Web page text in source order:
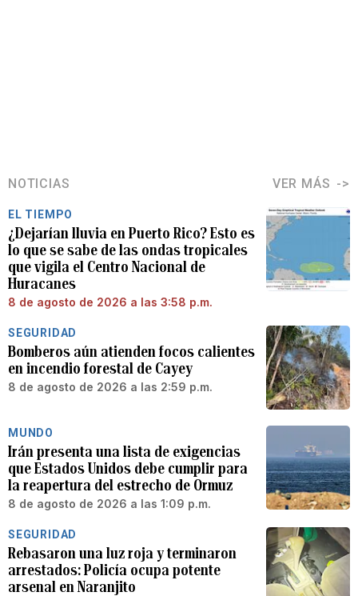
NOTICIAS VER MÁS
EL TIEMPO
¿Dejarían lluvia en Puerto Rico? Esto es
lo que se sabe de las ondas tropicales
que vigila el Centro Nacional de
Huracanes
8 de agosto de 2026 a las 3:58 p.m.
SEGURIDAD
Bomberos aún atienden focos calientes
en incendio forestal de Cayey
8 de agosto de 2026 a las 2:59 p.m.
MUNDO
Irán presenta una lista de exigencias
que Estados Unidos debe cumplir para
la reapertura del estrecho de Ormuz
8 de agosto de 2026 a las 1:09 p.m.
SEGURIDAD
Rebasaron una luz roja y terminaron
arrestados: Policía ocupa potente
arsenal en Naranjito